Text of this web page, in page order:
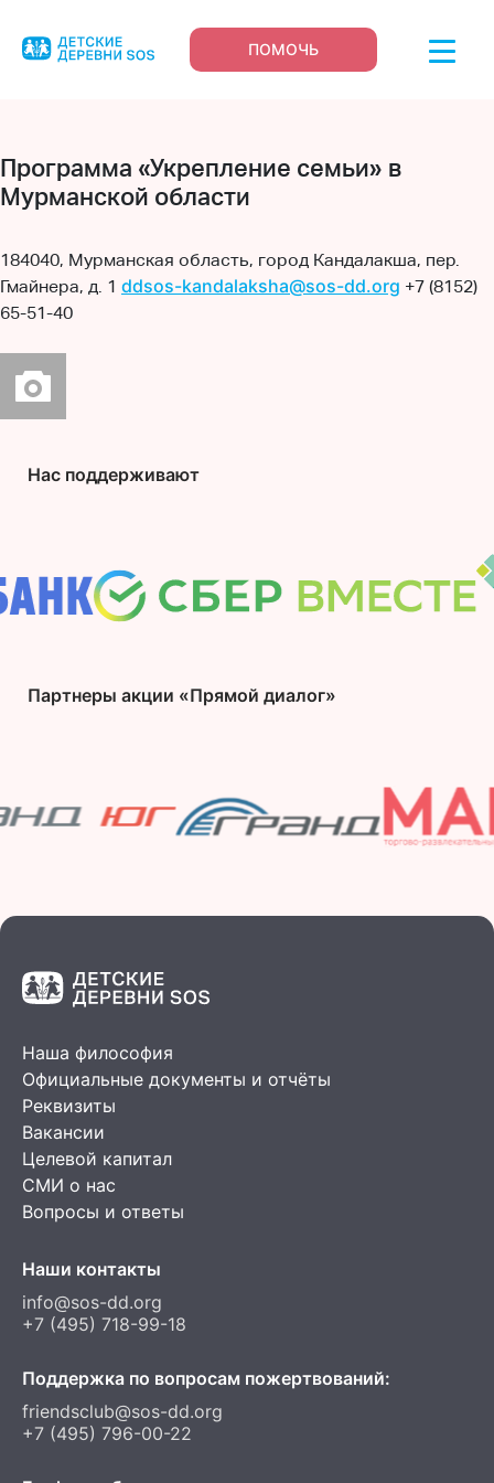
ПОМОЧЬ
Программа «Укрепление семьи» в
Мурманской области
184040, Мурманская область, город Кандалакша, пер.
Гмайнера, д. 1 ddsos-kandalaksha@sos-dd.org +7 (8152)
65-51-40
Нас поддерживают
Партнеры акции «Прямой диалог»
Наша философия
Официальные документы и отчёты
Реквизиты
Вакансии
Целевой капитал
СМИ о нас
Вопросы и ответы
Наши контакты
info@sos-dd.org
+7 (495) 718-99-18
Поддержка по вопросам пожертвований:
friendsclub@sos-dd.org
+7 (495) 796-00-22